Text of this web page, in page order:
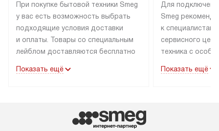
При покупке бытовой техники Smeg
у вас есть возможность выбрать
подходящие условия доставки
и оплаты. Товары со специальным
лейблом доставляются бесплатно
до подъезда. Доставка за пределы
маркировку «в наличии», может
быть отправлен покупателю
Показать ещё
Для
Smeg
к специалистам
сервисного
техника с
коммуникациям.
Показать ещё